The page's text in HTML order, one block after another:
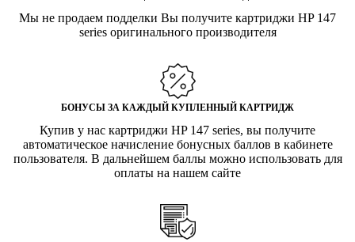
Мы не продаем подделки Вы получите картриджи HP 147
series оригинального производителя
БОНУСЫ ЗА КАЖДЫЙ КУПЛЕННЫЙ КАРТРИДЖ
Купив у нас картриджи HP 147 series, вы получите
автоматическое начисление бонусных баллов в кабинете
пользователя. В дальнейшем баллы можно использовать для
оплаты на нашем сайте